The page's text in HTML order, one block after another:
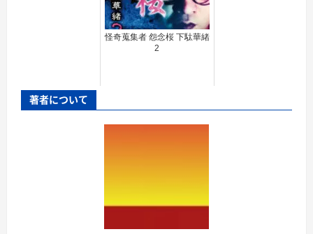
怪奇蒐集者 怨念桜 下駄華緒
2
著者について